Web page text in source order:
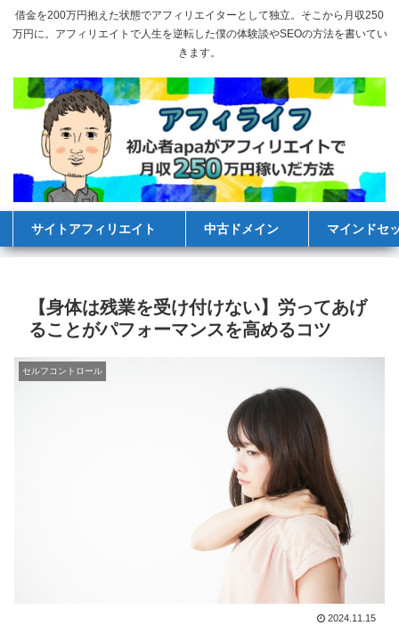
借金を200万円抱えた状態でアフィリエイターとして独立。そこから月収250
万円に。アフィリエイトで人生を逆転した僕の体験談やSEOの方法を書いてい
きます。
サイトアフィリエイト 中古ドメイン マインドセ
【身体は残業を受け付けない】労ってあげ
ることがパフォーマンスを高めるコツ
セルフコントロール
2024.11.15